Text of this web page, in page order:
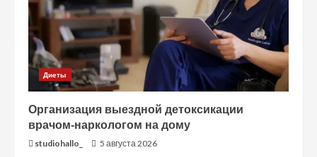
Диеты
Организация выездной детоксикации
врачом-наркологом на дому
studiohallo_ 5 августа 2026